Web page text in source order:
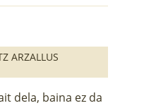
ARZALLUS
dela, baina ez da